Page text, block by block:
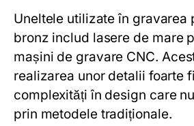
Uneltele utilizate în gravarea
bronz includ lasere de mare
mașini de gravare CNC.
realizarea unor detalii foarte
complexități în design care
prin metodele tradiționale.